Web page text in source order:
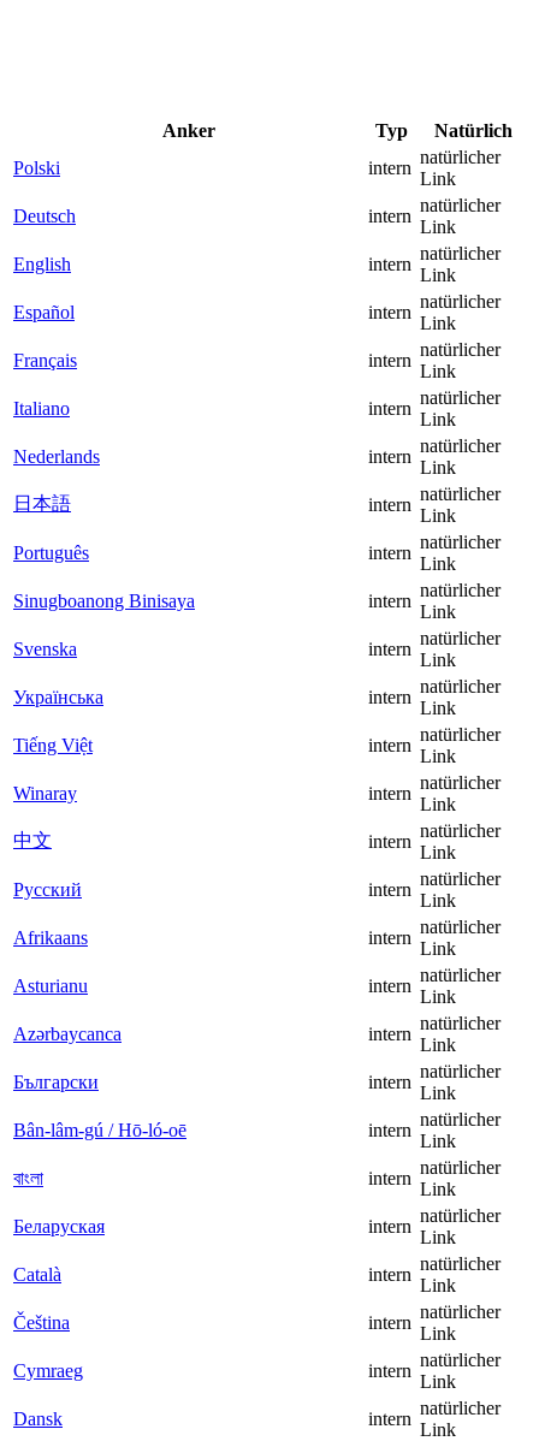
Anker Typ
Natürlich
Polski
intern
natürlicher
Link
Deutsch
intern
natürlicher
Link
English
intern
natürlicher
Link
Español
intern
natürlicher
Link
Français
intern
natürlicher
Link
Italiano
intern
natürlicher
Link
Nederlands
intern
natürlicher
Link
日本語
intern
natürlicher
Link
Português
intern
natürlicher
Link
Sinugboanong Binisaya
intern
natürlicher
Link
Svenska
intern
natürlicher
Link
Українська
intern
natürlicher
Link
Tiếng Việt
intern
natürlicher
Link
Winaray
intern
natürlicher
Link
中文
intern
natürlicher
Link
Русский
intern
natürlicher
Link
Afrikaans
intern
natürlicher
Link
Asturianu
intern
natürlicher
Link
Azərbaycanca
intern
natürlicher
Link
Български
intern
natürlicher
Link
Bân-lâm-gú / Hō-ló-oē
intern
natürlicher
Link
বাংলা
intern
natürlicher
Link
Беларуская
intern
natürlicher
Link
Català
intern
natürlicher
Link
Čeština
intern
natürlicher
Link
Cymraeg
intern
natürlicher
Link
Dansk
intern
natürlicher
Link